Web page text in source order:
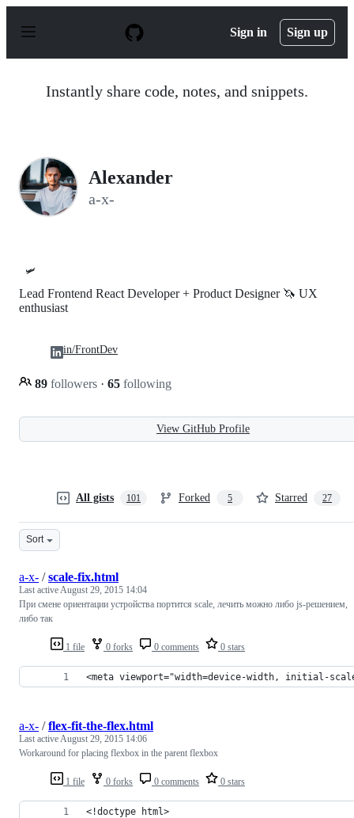
p
Sign in Sign up
Instantly share code, notes, and snippets.
Alexander
a-x-
🛩️
Lead Frontend React Developer + Product Designer 🦄 UX
enthusiast
89 followers · 65 following
in/FrontDev
View GitHub Profile
All gists 101 Forked 5 Starred 27
Sort
1 file 0 forks 0 comments 0 stars
a-x- /scale-fix.html
Last activeAugust 29, 2015 14:04
При смене ориентации устройства портится scale, лечить можно либо js-решением,
либо так
<meta viewport="width=device-width, initial-
1 file 0 forks 0 comments 0 stars
a-x- /flex-fit-the-flex.html
Last activeAugust 29, 2015 14:06
Workaround for placing flexbox in the parent flexbox
<!doctype html>